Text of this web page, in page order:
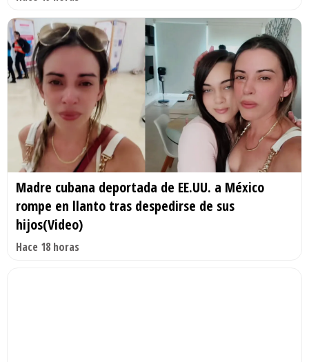
Madre cubana deportada de EE.UU. a México
rompe en llanto tras despedirse de sus
hijos(Video)
Hace 18 horas